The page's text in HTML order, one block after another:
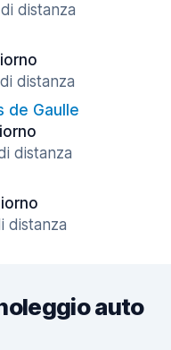
distanza
distanza
de Gaulle
distanza
distanza
auto